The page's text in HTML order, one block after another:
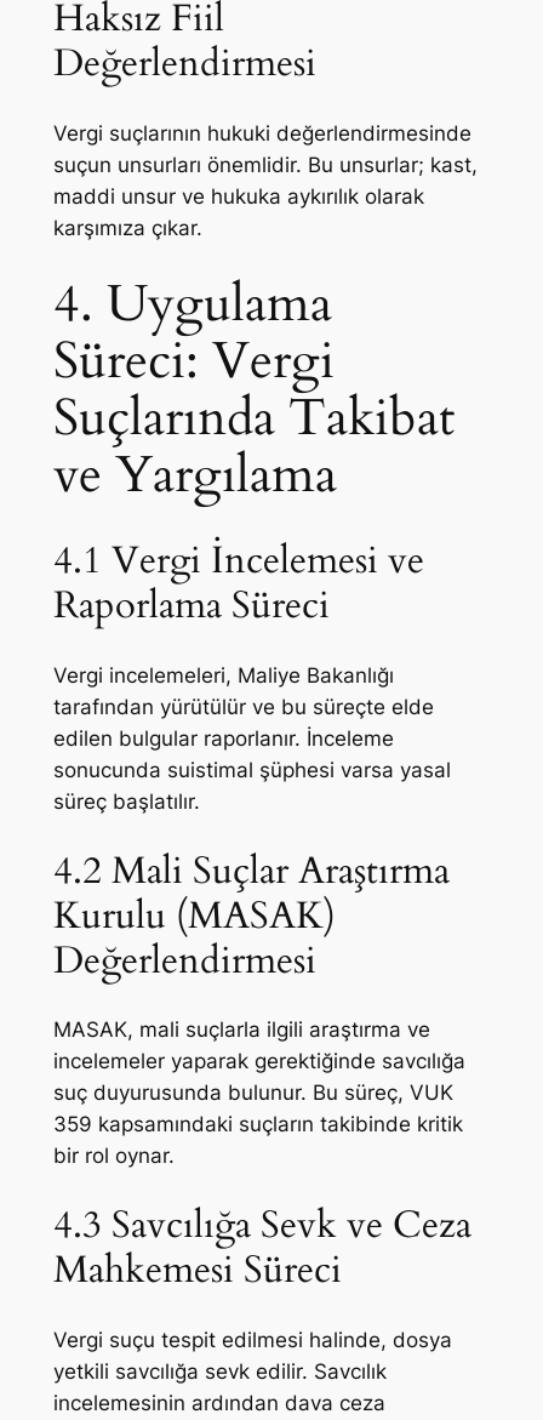
Haksız Fiil
Değerlendirmesi
Vergi suçlarının hukuki değerlendirmesinde
suçun unsurları önemlidir. Bu unsurlar; kast,
maddi unsur ve hukuka aykırılık olarak
karşımıza çıkar.
4. Uygulama
Süreci: Vergi
Suçlarında Takibat
ve Yargılama
4.1 Vergi İncelemesi ve
Raporlama Süreci
Vergi incelemeleri, Maliye Bakanlığı
tarafından yürütülür ve bu süreçte elde
edilen bulgular raporlanır. İnceleme
sonucunda suistimal şüphesi varsa yasal
süreç başlatılır.
4.2 Mali Suçlar Araştırma
Kurulu (MASAK)
Değerlendirmesi
MASAK, mali suçlarla ilgili araştırma ve
incelemeler yaparak gerektiğinde savcılığa
suç duyurusunda bulunur. Bu süreç, VUK
359 kapsamındaki suçların takibinde kritik
bir rol oynar.
4.3 Savcılığa Sevk ve Ceza
Mahkemesi Süreci
Vergi suçu tespit edilmesi halinde, dosya
yetkili savcılığa sevk edilir. Savcılık
incelemesinin ardından dava ceza